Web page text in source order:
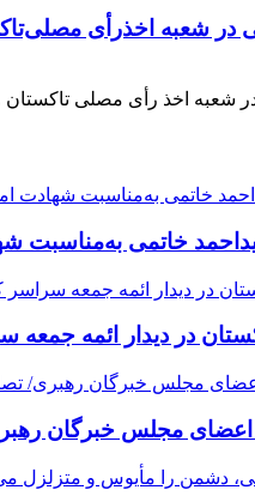
در شعبه اخذرأی
در شعبه اخذ رأی مصلی
خاتمی
در دیدار ائمه‌ جمعه
مجلس خبرگان رهبری/